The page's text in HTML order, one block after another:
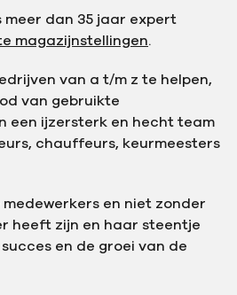
meer dan 35 jaar expert
magazijnstellingen.
van a t/m z te helpen,
van gebruikte
een ijzersterk en hecht team
chauffeurs, keurmeesters
en niet zonder
heeft zijn en haar steentje
en de groei van de